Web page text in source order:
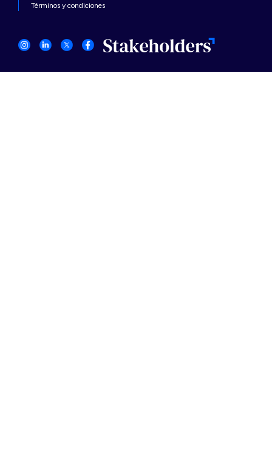
Términos y condiciones